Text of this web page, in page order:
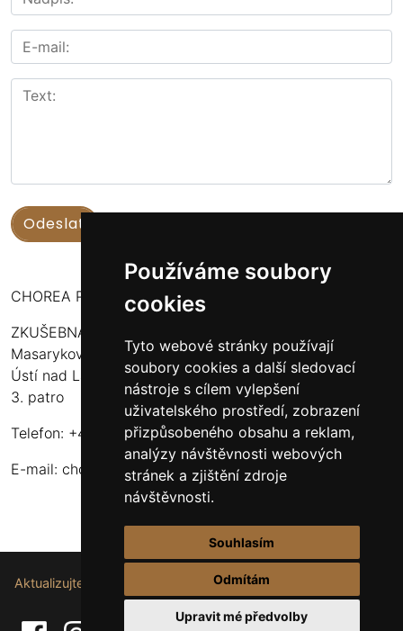
Používáme soubory
cookies
Tyto webové stránky používají
soubory cookies a další sledovací
nástroje s cílem vylepšení
uživatelského prostředí, zobrazení
přizpůsobeného obsahu a reklam,
analýzy návštěvnosti webových
stránek a zjištění zdroje
návštěvnosti.
Souhlasím
Odmítám
Upravit mé předvolby
CHOREA PUERI USTENSIS
ZKUŠEBNA:
Masarykova 316
Ústí nad Labem - Bukov Rondel
3. patro
Telefon: +420 608 916 320
E-mail: choreapueriustensis@centrum.cz
Aktualizujte nastavení souborů cookie.